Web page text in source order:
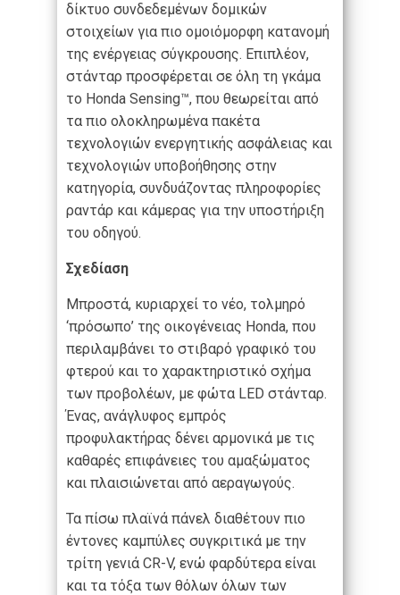
δίκτυο συνδεδεμένων δομικών
στοιχείων για πιο ομοιόμορφη κατανομή
της ενέργειας σύγκρουσης. Επιπλέον,
στάνταρ προσφέρεται σε όλη τη γκάμα
το Honda Sensing™, που θεωρείται από
τα πιο ολοκληρωμένα πακέτα
τεχνολογιών ενεργητικής ασφάλειας και
τεχνολογιών υποβοήθησης στην
κατηγορία, συνδυάζοντας πληροφορίες
ραντάρ και κάμερας για την υποστήριξη
του οδηγού.
Σχεδίαση
Μπροστά, κυριαρχεί το νέο, τολμηρό
‘πρόσωπο’ της οικογένειας Honda, που
περιλαμβάνει το στιβαρό γραφικό του
φτερού και το χαρακτηριστικό σχήμα
των προβολέων, με φώτα LED στάνταρ.
Ένας, ανάγλυφος εμπρός
προφυλακτήρας δένει αρμονικά με τις
καθαρές επιφάνειες του αμαξώματος
και πλαισιώνεται από αεραγωγούς.
Τα πίσω πλαϊνά πάνελ διαθέτουν πιο
έντονες καμπύλες συγκριτικά με την
τρίτη γενιά CR-V, ενώ φαρδύτερα είναι
και τα τόξα των θόλων όλων των